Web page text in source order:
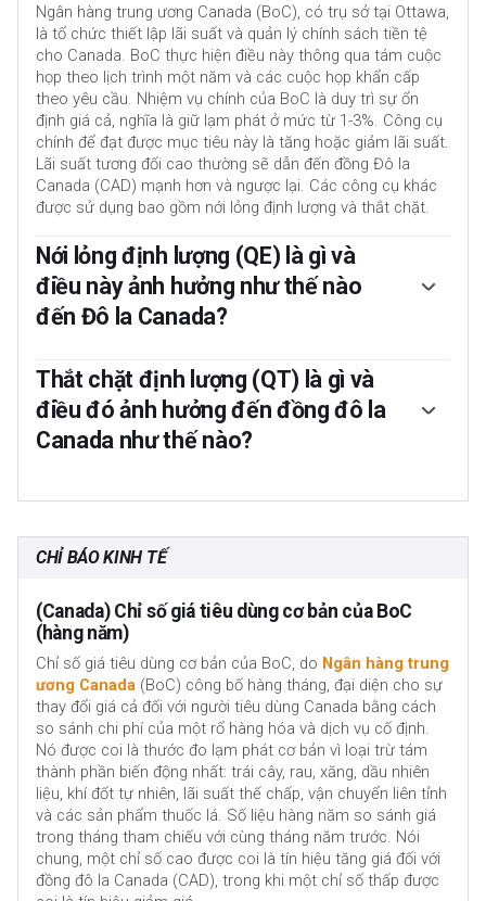
Ngân hàng trung ương Canada (BoC), có trụ sở tại Ottawa,
là tổ chức thiết lập lãi suất và quản lý chính sách tiền tệ
cho Canada. BoC thực hiện điều này thông qua tám cuộc
họp theo lịch trình một năm và các cuộc họp khẩn cấp
theo yêu cầu. Nhiệm vụ chính của BoC là duy trì sự ổn
định giá cả, nghĩa là giữ lạm phát ở mức từ 1-3%. Công cụ
chính để đạt được mục tiêu này là tăng hoặc giảm lãi suất.
Lãi suất tương đối cao thường sẽ dẫn đến đồng Đô la
Canada (CAD) mạnh hơn và ngược lại. Các công cụ khác
được sử dụng bao gồm nới lỏng định lượng và thắt chặt.
Nới lỏng định lượng (QE) là gì và
điều này ảnh hưởng như thế nào
đến Đô la Canada?
Canada (BoC) có thể ban hành một công cụ chính sách
gọi là Nới lỏng định lượng. Nới lỏng định lượng (QE) là quá
trình mà BoC in Đô la Canada với mục đích mua tài sản –
thường là trái phiếu chính phủ hoặc trái phiếu doanh
hạ lãi suất không có khả năng đạt được mục tiêu ổn định
pháp này trong cuộc Đại khủng hoảng tài chính 2009-11
khi tín dụng bị đóng băng sau khi các ngân hàng mất niềm
Thắt chặt định lượng (QT) là gì và
điều đó ảnh hưởng đến đồng đô la
Canada như thế nào?
lượng (QE). Nó được thực hiện sau QE khi nền kinh tế đang
hàng trung ương Canada (BoC) mua trái phiếu chính phủ
và trái phiếu doanh nghiệp từ các tổ chức tài chính để
thêm tài sản và ngừng tái đầu tư vốn gốc đáo hạn vào các
trái phiếu mà họ đang nắm giữ. Thường thì điều này là tích
cực (hoặc tăng giá) đối với Đô la Canada.
CHỈ BÁO KINH TẾ
(Canada) Chỉ số giá tiêu dùng cơ bản của BoC
(hàng năm)
Chỉ số giá tiêu dùng cơ bản của BoC, do Ngân hàng trung
ương Canada (BoC) công bố hàng tháng, đại diện cho sự
thay đổi giá cả đối với người tiêu dùng Canada bằng cách
so sánh chi phí của một rổ hàng hóa và dịch vụ cố định.
Nó được coi là thước đo lạm phát cơ bản vì loại trừ tám
thành phần biến động nhất: trái cây, rau, xăng, dầu nhiên
liệu, khí đốt tự nhiên, lãi suất thế chấp, vận chuyển liên tỉnh
và các sản phẩm thuốc lá. Số liệu hàng năm so sánh giá
trong tháng tham chiếu với cùng tháng năm trước. Nói
chung, một chỉ số cao được coi là tín hiệu tăng giá đối với
đồng đô la Canada (CAD), trong khi một chỉ số thấp được